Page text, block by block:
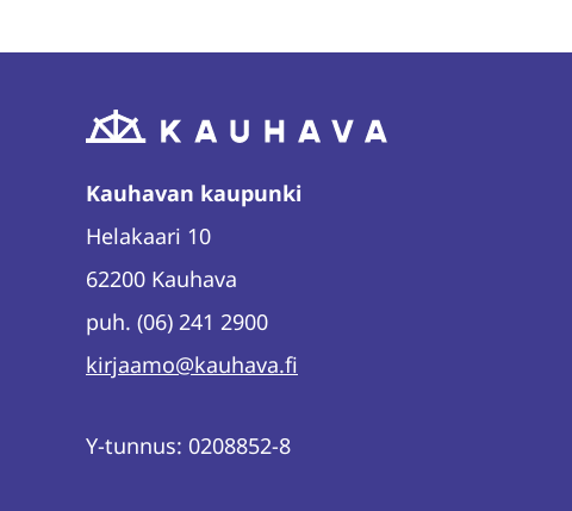
Kauhavan kaupunki
Helakaari 10
62200 Kauhava
puh. (06) 241 2900
kirjaamo@kauhava.fi
Y-tunnus: 0208852-8